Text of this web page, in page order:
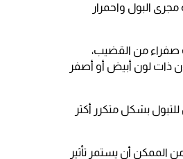
البول واحمرار
صفراء من القضيب،
ذات لون أبيض أو أصفر
بشكل متكرر أكثر
أن يستمر تأثير